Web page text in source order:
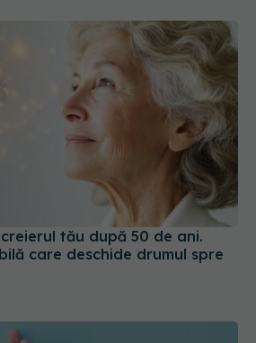
creierul tău după 50 de ani.
care deschide drumul spre